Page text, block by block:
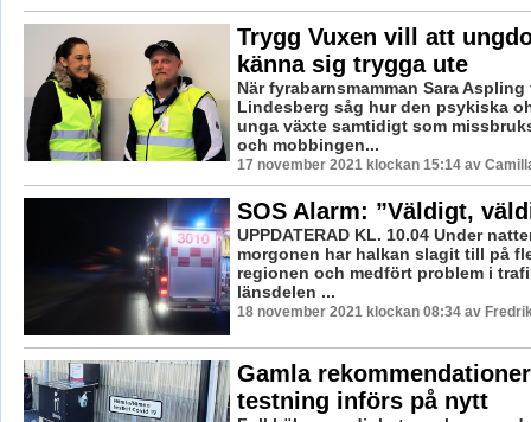
Trygg Vuxen vill att
känna sig trygga ute
När fyrabarnsmamman Sara Aspling
Lindesberg såg hur den psykiska
unga växte samtidigt som
och mobbingen...
17 november 2021 klockan 15:14 av
SOS Alarm: ”Väldigt,
UPPDATERAD KL. 10.04 Under
morgonen har halkan slagit till på
regionen och medfört problem i
länsdelen ...
18 november 2021 klockan 08:34 av
Gamla
testning införs på nytt